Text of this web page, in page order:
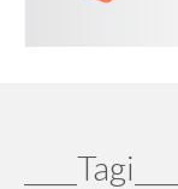
____Tagi____